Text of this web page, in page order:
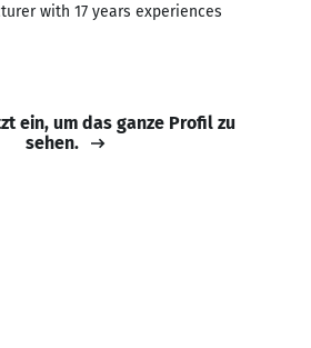
with 17 years experiences
ein, um das ganze Profil zu
sehen.